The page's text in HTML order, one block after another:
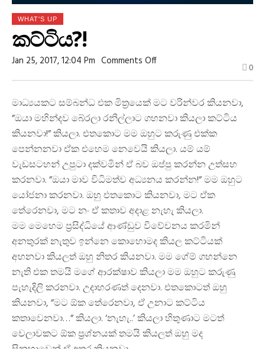
WHAT'S UP
කට්ටිය?!
Jan 25, 2017, 12:04 Pm Comments OffOn
0
මාධ්‍යයකට සම්බන්ධ එක මිත්‍රයෙක් මට වරින්වර කියනවා,
”ඔයා මහින්දව බේරලා රනිල්ලාට ගහනවා කියලා කට්ටිය
කියනවා!” කියලා. එතකොට මම ඔහුට කරුණු එක්ක
පෙන්නනවා ඒක එහෙම නෙවෙයි කියලා. යම් යම්
වැඩසටහන් උපුටා දක්වමින් ඒ බව ඔප්පු කරන්න උත්සහ
කරනවා. ”ඔයා මාව විධිමත්ව අධ්‍යනය කරන්න!” මම ඔහුට
යෝජනා කරනවා. ඔහු එතකොට කියනවා, මට ඒක
තේරෙනවා, මට නං ඒ කතාව අදාළ නැහැ කියලා.
මම මෙහෙම ප්‍රසිද්ධියේ ආණ්ඩුව විවේචනය කරමින්
අනතුරක් නැතුව ඉන්නෙ කොහොමද කියල කට්ටියක්
අහනවා කියලත් ඔහු නිතර කියනවා. මම ගේම් ගහන්නෙ
නැති එක තමයි මගේ ආරක්ෂාව කියලා මම ඔහුට කරුණු
පැහැදිලි කරනවා. උදාහරණත් දෙනවා. එතකොටත් ඔහු
කියනවා, ”මට ඕක තේරෙනවා, ඒ උනාට කට්ටිය
කතාවෙනවා…” කියලා. ‘නැහැ..’ කියලා හිතුණාට මටත්
වෙලාවකට ඕක ප්‍රශ්නයක් තමයි කියලත් ඔහු මද